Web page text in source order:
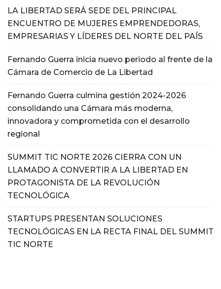
LA LIBERTAD SERÁ SEDE DEL PRINCIPAL
ENCUENTRO DE MUJERES EMPRENDEDORAS,
EMPRESARIAS Y LÍDERES DEL NORTE DEL PAÍS
Fernando Guerra inicia nuevo periodo al frente de la
Cámara de Comercio de La Libertad
Fernando Guerra culmina gestión 2024-2026
consolidando una Cámara más moderna,
innovadora y comprometida con el desarrollo
regional
SUMMIT TIC NORTE 2026 CIERRA CON UN
LLAMADO A CONVERTIR A LA LIBERTAD EN
PROTAGONISTA DE LA REVOLUCIÓN
TECNOLÓGICA
STARTUPS PRESENTAN SOLUCIONES
TECNOLÓGICAS EN LA RECTA FINAL DEL SUMMIT
TIC NORTE